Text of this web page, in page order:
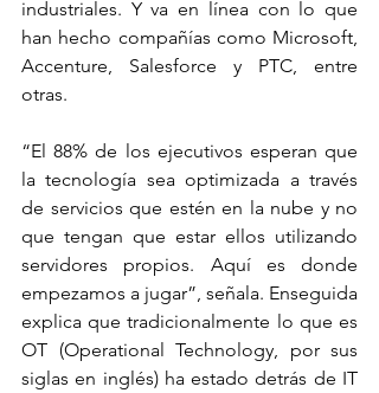
industriales. Y va en línea con lo que
han hecho compañías como Microsoft,
Accenture, Salesforce y PTC, entre
otras.
“El 88% de los ejecutivos esperan que
la tecnología sea optimizada a través
de servicios que estén en la nube y no
que tengan que estar ellos utilizando
servidores propios. Aquí es donde
empezamos a jugar”, señala. Enseguida
explica que tradicionalmente lo que es
OT (Operational Technology, por sus
siglas en inglés) ha estado detrás de IT